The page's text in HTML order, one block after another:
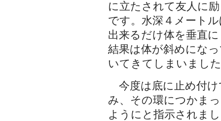
に立たされて友人に
です。水深４メート
出来るだけ体を垂直
結果は体が斜めにな
いてきてしまいまし
今度は底に止め付け
み、その環につかま
ようにと指示されま